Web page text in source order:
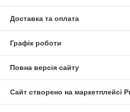
Доставка та оплата
Графік роботи
Повна версія сайту
Сайт створено на маркетплейсі